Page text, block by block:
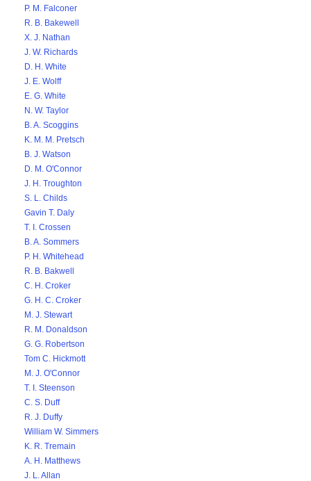
P. M. Falconer
R. B. Bakewell
X. J. Nathan
J. W. Richards
D. H. White
J. E. Wolff
E. G. White
N. W. Taylor
B. A. Scoggins
K. M. M. Pretsch
B. J. Watson
D. M. O'Connor
J. H. Troughton
S. L. Childs
Gavin T. Daly
T. I. Crossen
B. A. Sommers
P. H. Whitehead
R. B. Bakwell
C. H. Croker
G. H. C. Croker
M. J. Stewart
R. M. Donaldson
G. G. Robertson
Tom C. Hickmott
M. J. O'Connor
T. I. Steenson
C. S. Duff
R. J. Duffy
William W. Simmers
K. R. Tremain
A. H. Matthews
J. L. Allan